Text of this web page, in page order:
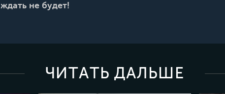
ждать не будет!
ЧИТАТЬ ДАЛЬШЕ